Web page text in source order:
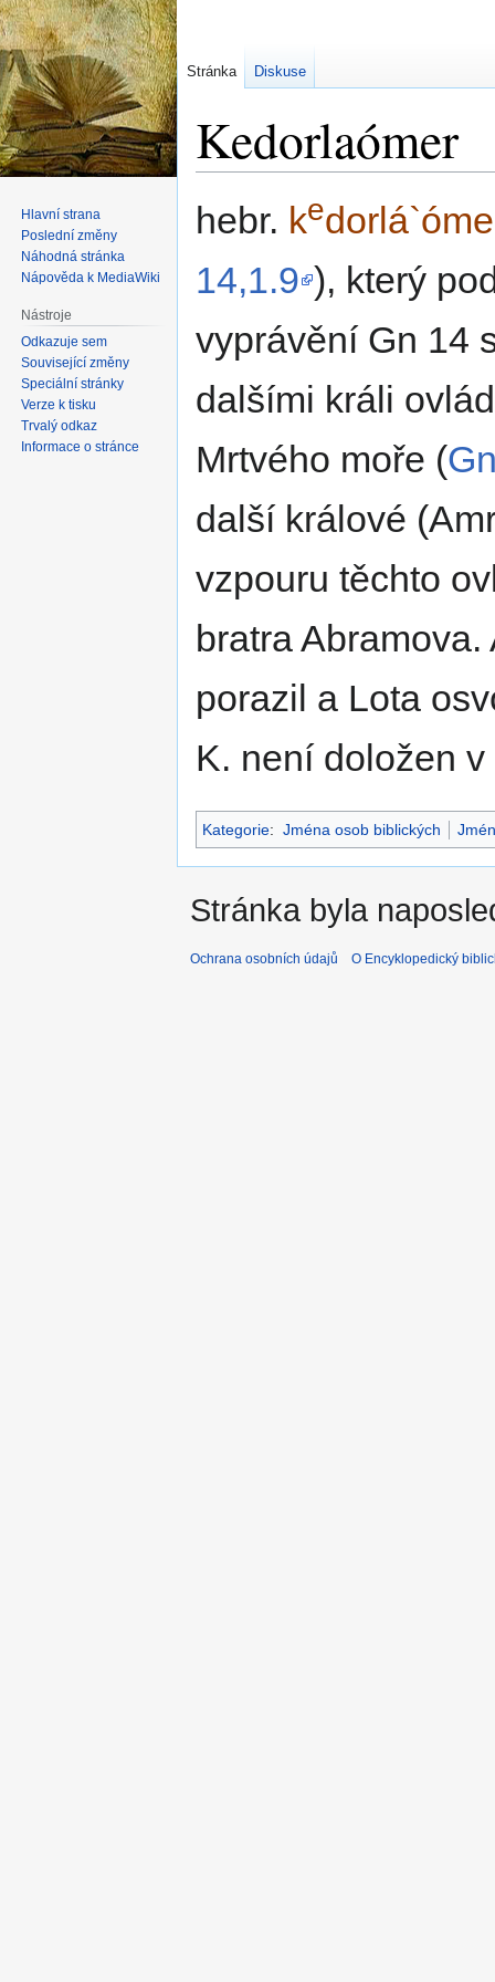
Kedorlaómer
Skočit
na
Skočit
nahebr. ke
14,1.9 ), který
vyprávění Gn 14
dalšími králi
Mrtvého moře (
další králové
vzpouru těchto
bratra
porazil a Lota
K. není doložen
Kategorie: Jména osob biblických
Stránka Diskuse
Hlavní strana
Poslední změny
Náhodná stránka
Nápověda k MediaWiki
Nástroje
Odkazuje sem
Související změny
Speciální stránky
Verze k tisku
Trvalý odkaz
Informace o stránce
Stránka byla
Ochrana osobních údajů O Encyklopedický